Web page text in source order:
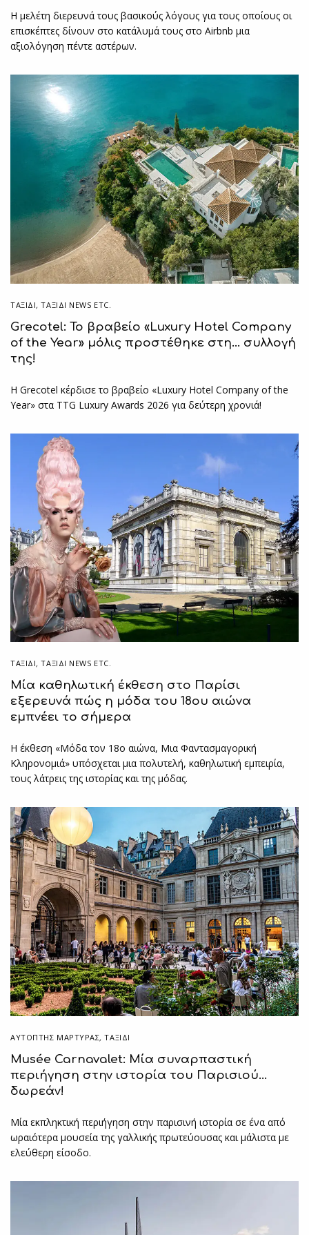
Η μελέτη διερευνά τους βασικούς λόγους για τους οποίους οι
επισκέπτες δίνουν στο κατάλυμά τους στο Airbnb μια
αξιολόγηση πέντε αστέρων.
ΤΑΞΙΔΙ,ΤΑΞΊΔΙ NEWS ETC.
Grecotel: Το βραβείο «Luxury Hotel Company
of the Year» μόλις προστέθηκε στη… συλλογή
της!
Η Grecotel κέρδισε το βραβείο «Luxury Hotel Company of the
Year» στα TTG Luxury Awards 2026 για δεύτερη χρονιά!
ΤΑΞΙΔΙ,ΤΑΞΊΔΙ NEWS ETC.
Μία καθηλωτική έκθεση στο Παρίσι
εξερευνά πώς η μόδα του 18ου αιώνα
εμπνέει το σήμερα
Η έκθεση «Μόδα τον 18ο αιώνα, Μια Φαντασμαγορική
Κληρονομιά» υπόσχεται μια πολυτελή, καθηλωτική εμπειρία,
τους λάτρεις της ιστορίας και της μόδας.
ΑΥΤΌΠΤΗΣ ΜΆΡΤΥΡΑΣ,ΤΑΞΙΔΙ
Musée Carnavalet: Μία συναρπαστική
περιήγηση στην ιστορία του Παρισιού…
δωρεάν!
Mία εκπληκτική περιήγηση στην παρισινή ιστορία σε ένα από
ωραιότερα μουσεία της γαλλικής πρωτεύουσας και μάλιστα με
ελεύθερη είσοδο.